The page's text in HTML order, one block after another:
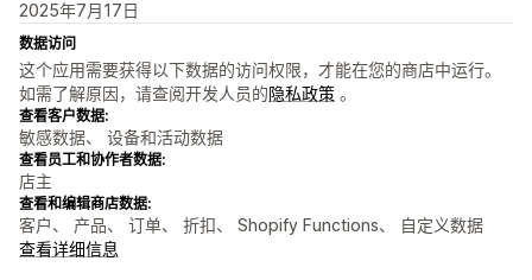
2025年7月17日
数据访问
这个应用需要获得以下数据的访问权限，才能在您的商店中运行。
如需了解原因，请查阅开发人员的隐私政策 。
查看客户数据:
敏感数据、 设备和活动数据
查看员工和协作者数据:
店主
查看和编辑商店数据:
客户、 产品、 订单、 折扣、 Shopify Functions、 自定义数据
查看详细信息